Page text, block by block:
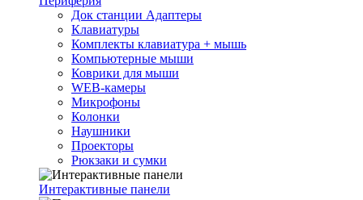
Док станции Адаптеры
Клавиатуры
Комплекты клавиатура + мышь
Компьютерные мыши
Коврики для мыши
WEB-камеры
Микрофоны
Колонки
Наушники
Проекторы
Рюкзаки и сумки
Интерактивные панели